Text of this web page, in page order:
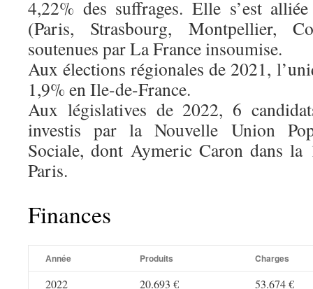
4,22% des suffrages. Elle s’est
(Paris, Strasbourg, Montpellier,
soutenues par La France insoumise.
Aux élections régionales de 2021,
1,9% en Ile-de-France.
Aux législatives de 2022, 6
investis par la Nouvelle Union
Sociale, dont Aymeric Caron dans la
Paris.
Finances
Année Produits Charges
2022 20.693 €
53.674 €